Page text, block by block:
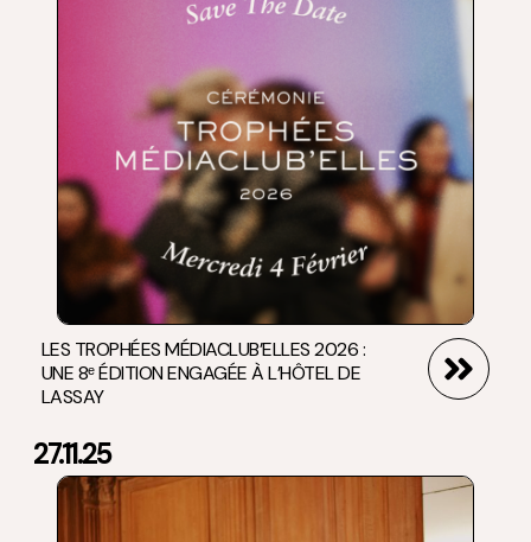
LES TROPHÉES MÉDIACLUB’ELLES 2026 :
UNE 8ᵉ ÉDITION ENGAGÉE À L’HÔTEL DE
LASSAY
27.11.25